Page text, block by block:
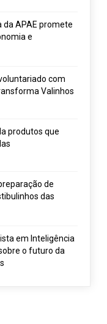
da APAE promete
e
com
Valinhos
produtos que
de
das
em Inteligência
o futuro da